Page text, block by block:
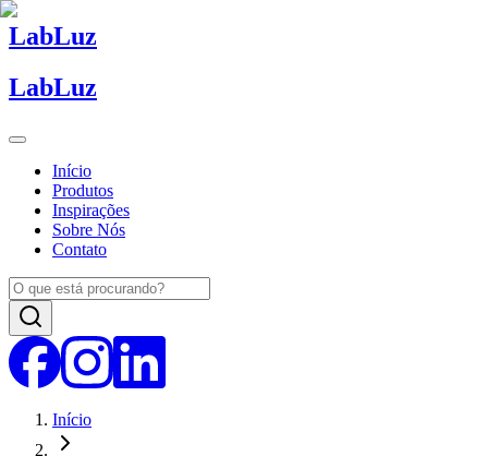
LabLuz
LabLuz
Início
Produtos
Inspirações
Sobre Nós
Contato
Início